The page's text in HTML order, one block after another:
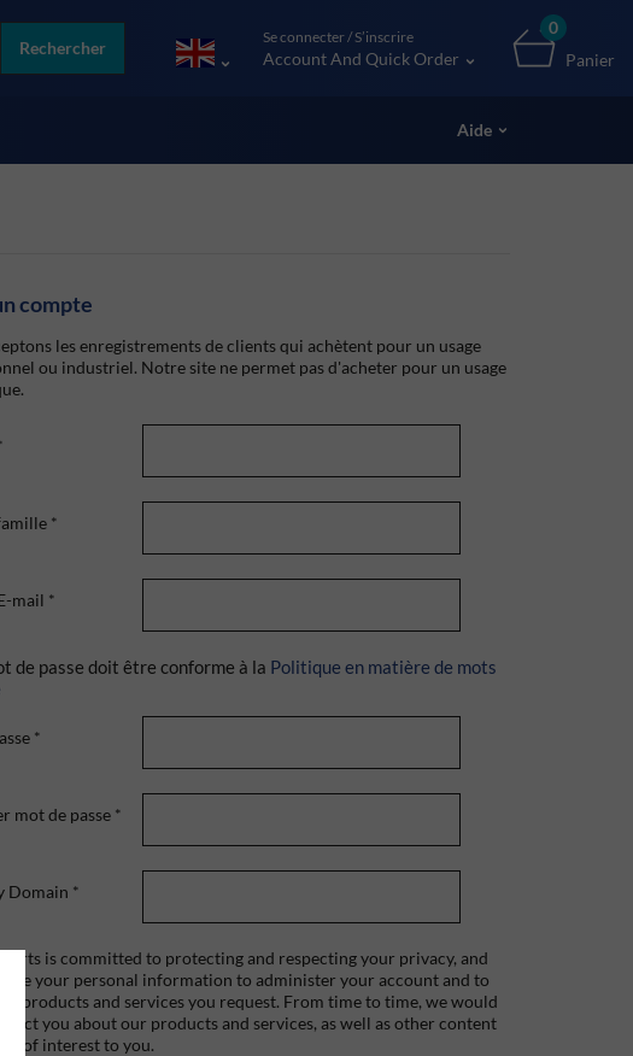
Rechercher
Se connecter / S’inscrire
Account And Quick Order
0
Panier
Aide
compte
les enregistrements de clients qui achètent pour un usage
ou industriel. Notre site ne permet pas d'acheter pour un usage
*
mail *
de passe doit être conforme à la Politique en matière de mots
*
mot de passe *
Domain *
is committed to protecting and respecting your privacy, and
use your personal information to administer your account and to
products and services you request. From time to time, we would
you about our products and services, as well as other content
be of interest to you.